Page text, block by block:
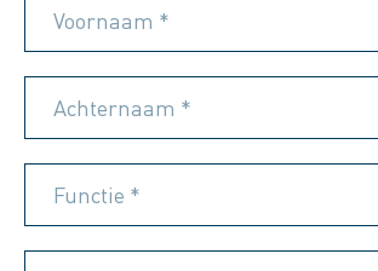
Voornaam *
Achternaam *
Functie *